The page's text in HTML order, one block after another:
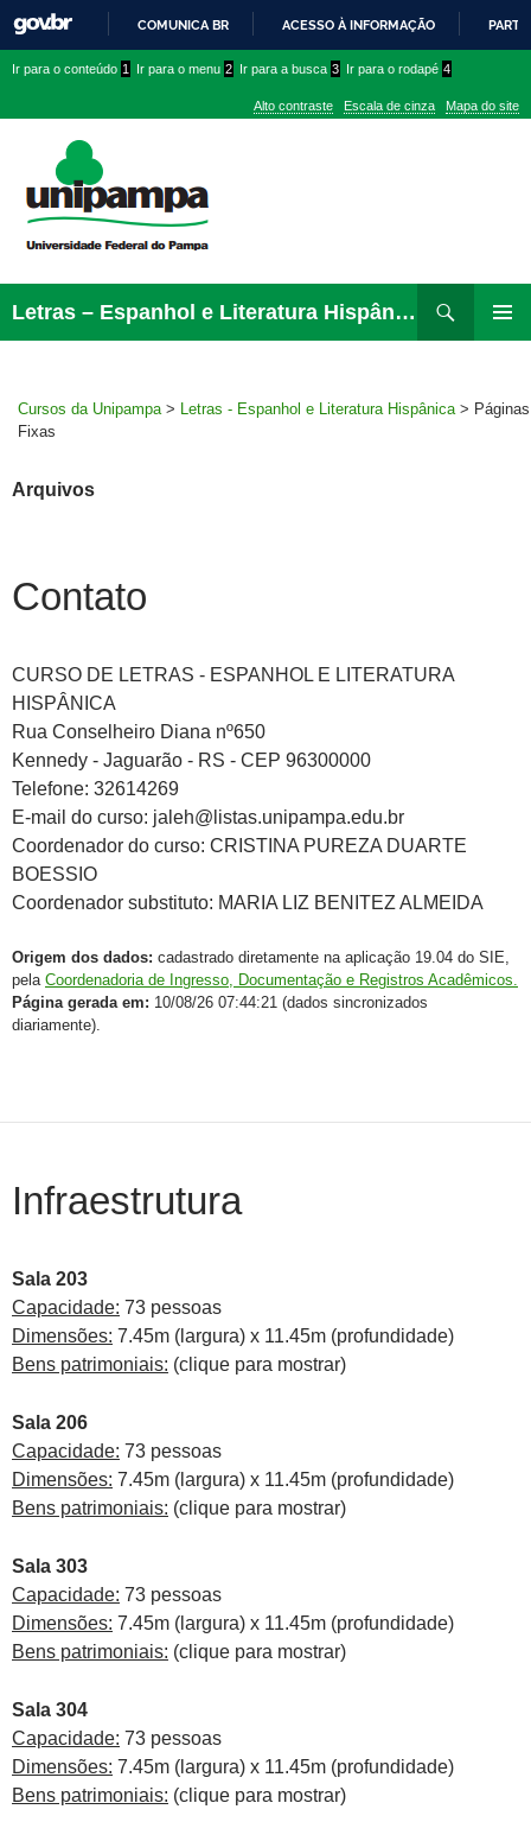
PARA
CONTEÚDO
COMUNICA BR ACESSO À INFORMAÇÃO
conteúdo
menu
superior
menu
Ir para o conteúdo 1 Ir para o menu 2 Ir para a busca 3 Ir para o rodapé 4
Alto contraste Escala de cinza Mapa do site
Letras – Espanhol e Literatura Hispânica
para
Cursos da Unipampa > Letras - Espanhol e Literatura Hispânica > Páginas
Fixas
Arquivos
Contato
CURSO DE LETRAS - ESPANHOL E LITERATURA
HISPÂNICA
Rua Conselheiro Diana nº650
Kennedy - Jaguarão - RS - CEP 96300000
Telefone: 32614269
E-mail do curso: jaleh@listas.unipampa.edu.br
Coordenador do curso: CRISTINA PUREZA DUARTE
BOESSIO
Coordenador substituto: MARIA LIZ BENITEZ ALMEIDA
Origem dos dados: cadastrado diretamente na aplicação 19.04 do SIE,
pela Coordenadoria de Ingresso, Documentação e Registros Acadêmicos.
Página gerada em: 10/08/26 07:44:21 (dados sincronizados
diariamente).
Infraestrutura
Sala 203
Capacidade: 73 pessoas
Dimensões: 7.45m (largura) x 11.45m (profundidade)
Bens patrimoniais: (clique para mostrar)
Sala 206
Capacidade: 73 pessoas
Dimensões: 7.45m (largura) x 11.45m (profundidade)
Bens patrimoniais: (clique para mostrar)
Sala 303
Capacidade: 73 pessoas
Dimensões: 7.45m (largura) x 11.45m (profundidade)
Bens patrimoniais: (clique para mostrar)
Sala 304
Capacidade: 73 pessoas
Dimensões: 7.45m (largura) x 11.45m (profundidade)
Bens patrimoniais: (clique para mostrar)